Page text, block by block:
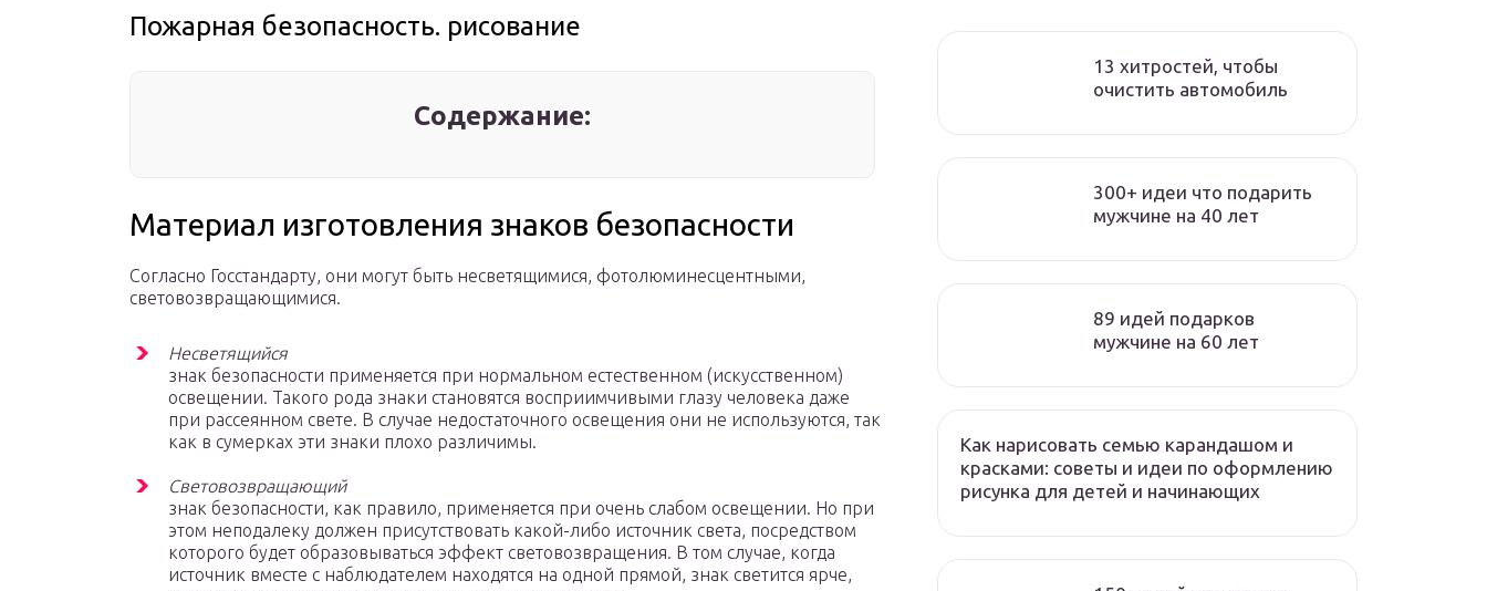
Пожарная безопасность. рисование
Содержание:
Материал изготовления знаков безопасности
Согласно Госстандарту, они могут быть несветящимися, фотолюминесцентными,
световозвращающимися.
Несветящийся
знак безопасности применяется при нормальном естественном (искусственном)
освещении. Такого рода знаки становятся восприимчивыми глазу человека даже
при рассеянном свете. В случае недостаточного освещения они не используются, так
как в сумерках эти знаки плохо различимы.
Световозвращающий
знак безопасности, как правило, применяется при очень слабом освещении. Но при
этом неподалеку должен присутствовать какой-либо источник света, посредством
которого будет образовываться эффект световозвращения. В том случае, когда
источник вместе с наблюдателем находятся на одной прямой, знак светится ярче,
13 хитростей, чтобы
очистить автомобиль
300+ идеи что подарить
мужчине на 40 лет
89 идей подарков
мужчине на 60 лет
Как нарисовать семью карандашом и
красками: советы и идеи по оформлению
рисунка для детей и начинающих